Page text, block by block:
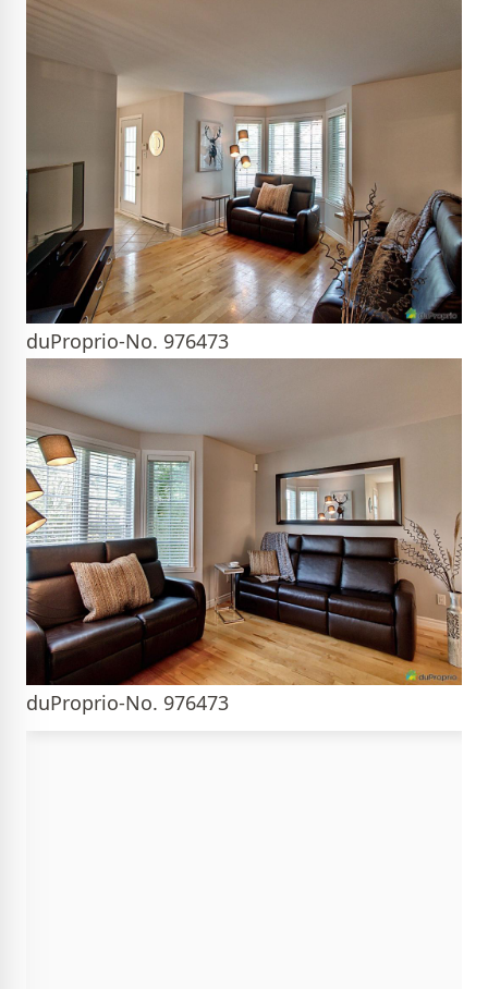
duProprio-No. 976473
duProprio-No. 976473